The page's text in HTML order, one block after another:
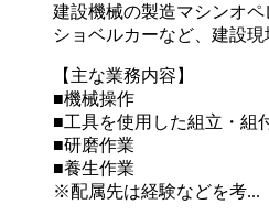
建設機械の製造マシンオ
ショベルカーなど、建設
【主な業務内容】
■機械操作
■工具を使用した組立・組
■研磨作業
■養生作業
※配属先は経験などを考...